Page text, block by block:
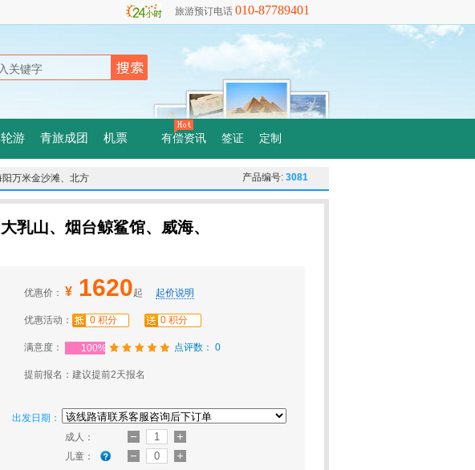
旅游预订电话 010-87789401
游 青旅成团 机票 有偿资讯 签证 定制
阳万米金沙滩、北方
海、大连 高卧一船
产品编号: 3081
乳山、烟台鲸鲨馆、威海、
优惠价： ¥ 1620起 起价说明
优惠活动： 0 积分 0 积分
满意度： 100% 点评数： 0
提前报名：建议提前2天报名
出发日期：
成人：
儿童：